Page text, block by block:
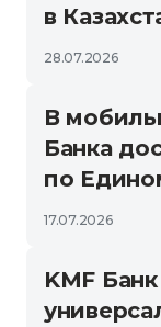
в
28.07.2026
В
Банка
по
17.07.2026
KMF